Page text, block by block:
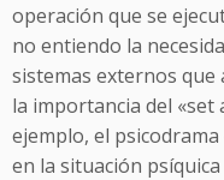
operación que se
no entiendo la
sistemas externos que
la importancia del
ejemplo, el
en la situación